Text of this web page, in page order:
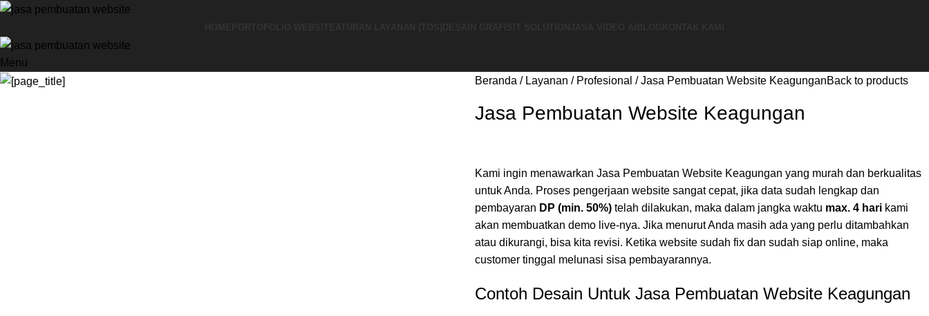
Menu
Beranda
Layanan Profesional Jasa Pembuatan Website KeagunganBack to products
Jasa Pembuatan Website Keagungan
Kami ingin menawarkan Jasa Pembuatan Website Keagungan yang murah dan berkualitas
untuk Anda. Proses pengerjaan website sangat cepat, jika data sudah lengkap dan
pembayaran DP (min. 50%) telah dilakukan, maka dalam jangka waktu max. 4 hari kami
akan membuatkan demo live-nya. Jika menurut Anda masih ada yang perlu ditambahkan
atau dikurangi, bisa kita revisi. Ketika website sudah fix dan sudah siap online, maka
customer tinggal melunasi sisa pembayarannya.
Contoh Desain Untuk Jasa Pembuatan Website Keagungan